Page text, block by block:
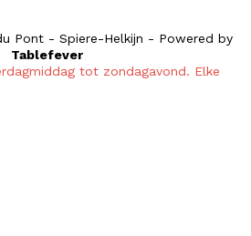
Pont - Spiere-Helkijn - Powered by
Tablefever
tot zondagavond. Elke